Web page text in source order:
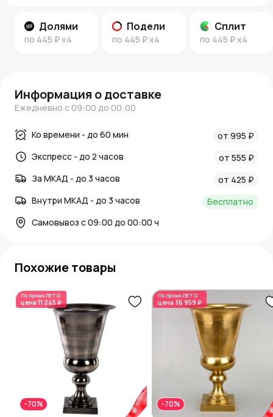
Долями
по 445 ₽x4
Подели
по 445 ₽x4
Сплит
по 445 ₽x4
Информация о доставке
Ежедневно с 09:00 до 00:00
Ко времени - до 60 мин
от 995 ₽
Экспресс - до 2 часов
от 555 ₽
За МКАД - до 3 часов
от 425 ₽
Внутри МКАД - до 3 часов
Бесплатно
Самовывоз с 09:00 до 00:00 ч
Похожие товары
По промоЛЕТО
цена 11 245 ₽
-70%
По промоЛЕТО
цена 36 959 ₽
-70%